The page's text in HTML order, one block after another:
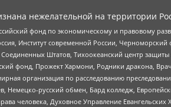
нежелательной на территории
фонд по экономическому и правовому
Институт современной России, Черноморский
Штатов, Тихоокеанский центр
фонд, Прожект Хармони, Родники дракона,
организация по расследованию
Немецко-русский обмен, Бард колледж,
человека, Духовное Управление Евангельских